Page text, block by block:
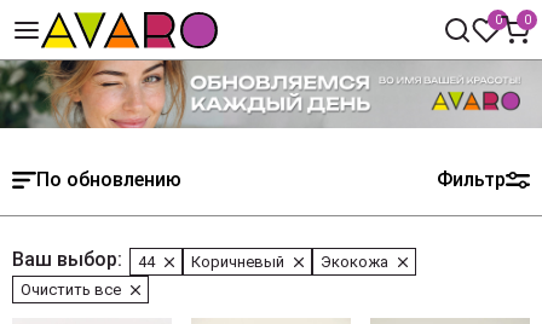
0 0
По обновлению Фильтр
Ваш выбор: 44 Коричневый
Экокожа
Очистить все